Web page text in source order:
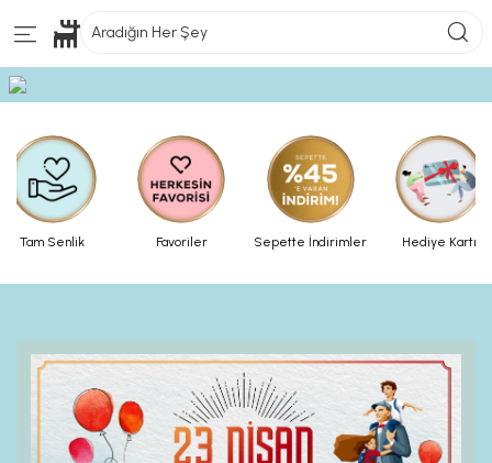
Aradığın Her Şey
Tam Senlik Favoriler Sepette İndirimler Hediye Kartı